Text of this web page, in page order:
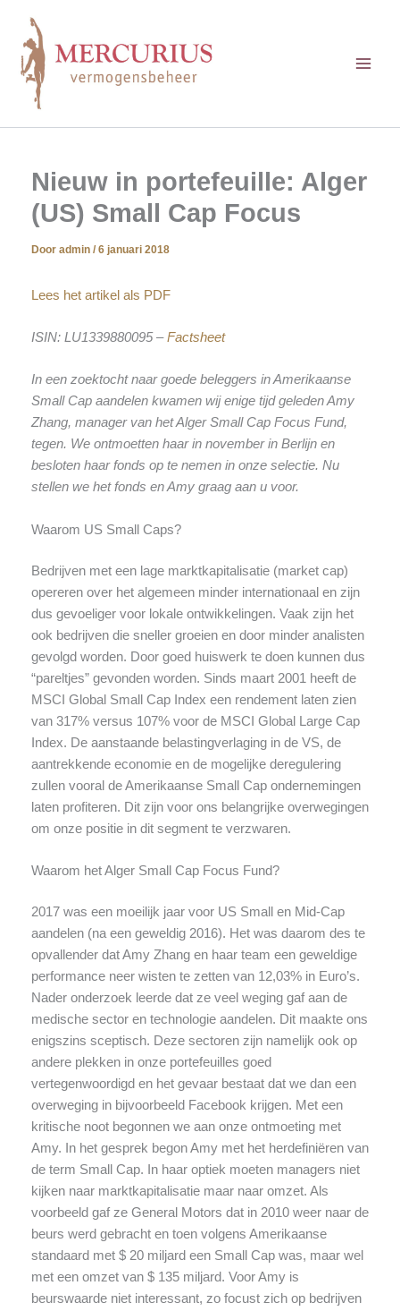
inhoud
Nieuw in portefeuille: Alger
(US) Small Cap Focus
Door admin / 6 januari 2018
Lees het artikel als PDF
ISIN: LU1339880095 –Factsheet
In een zoektocht naar goede beleggers in Amerikaanse
Small Cap aandelen kwamen wij enige tijd geleden Amy
Zhang, manager van het Alger Small Cap Focus Fund,
tegen. We ontmoetten haar in november in Berlijn en
besloten haar fonds op te nemen in onze selectie. Nu
stellen we het fonds en Amy graag aan u voor.
Waarom US Small Caps?
Bedrijven met een lage marktkapitalisatie (market cap)
opereren over het algemeen minder internationaal en zijn
dus gevoeliger voor lokale ontwikkelingen. Vaak zijn het
ook bedrijven die sneller groeien en door minder analisten
gevolgd worden. Door goed huiswerk te doen kunnen dus
“pareltjes” gevonden worden. Sinds maart 2001 heeft de
MSCI Global Small Cap Index een rendement laten zien
van 317% versus 107% voor de MSCI Global Large Cap
Index. De aanstaande belastingverlaging in de VS, de
aantrekkende economie en de mogelijke deregulering
zullen vooral de Amerikaanse Small Cap ondernemingen
laten profiteren. Dit zijn voor ons belangrijke overwegingen
om onze positie in dit segment te verzwaren.
Waarom het Alger Small Cap Focus Fund?
2017 was een moeilijk jaar voor US Small en Mid-Cap
aandelen (na een geweldig 2016). Het was daarom des te
opvallender dat Amy Zhang en haar team een geweldige
performance neer wisten te zetten van 12,03% in Euro’s.
Nader onderzoek leerde dat ze veel weging gaf aan de
medische sector en technologie aandelen. Dit maakte ons
enigszins sceptisch. Deze sectoren zijn namelijk ook op
andere plekken in onze portefeuilles goed
vertegenwoordigd en het gevaar bestaat dat we dan een
overweging in bijvoorbeeld Facebook krijgen. Met een
kritische noot begonnen we aan onze ontmoeting met
Amy. In het gesprek begon Amy met het herdefiniëren van
de term Small Cap. In haar optiek moeten managers niet
kijken naar marktkapitalisatie maar naar omzet. Als
voorbeeld gaf ze General Motors dat in 2010 weer naar de
beurs werd gebracht en toen volgens Amerikaanse
standaard met $ 20 miljard een Small Cap was, maar wel
met een omzet van $ 135 miljard. Voor Amy is
beurswaarde niet interessant, zo focust zich op bedrijven